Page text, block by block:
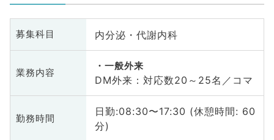
募集科目 内分泌・代謝内科
業務内容
一般外来
DM外来：対応数20～25名／コマ
勤務時間
日勤:08:30〜17:30 (休憩時間: 60
分)